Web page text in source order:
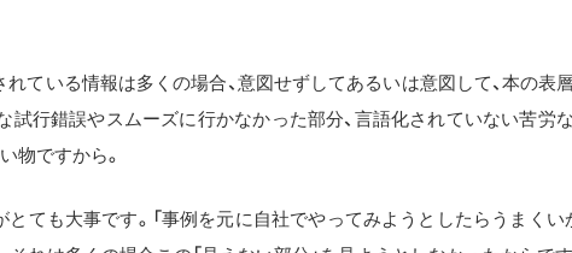
れている情報は多くの場合、意図せずしてあるいは意図して、本の表
試行錯誤やスムーズに行かなかった部分、言語化されていない苦労
物ですから。
とても大事です。「事例を元に自社でやってみようとしたらうまくい